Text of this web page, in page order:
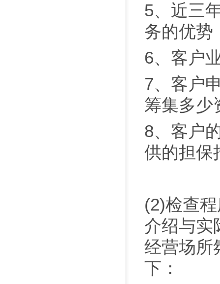
5、近三
务的优势
6、客户
7、客户
筹集多少
8、客户
供的担保
(2)检查
介绍与实
经营场所
下：